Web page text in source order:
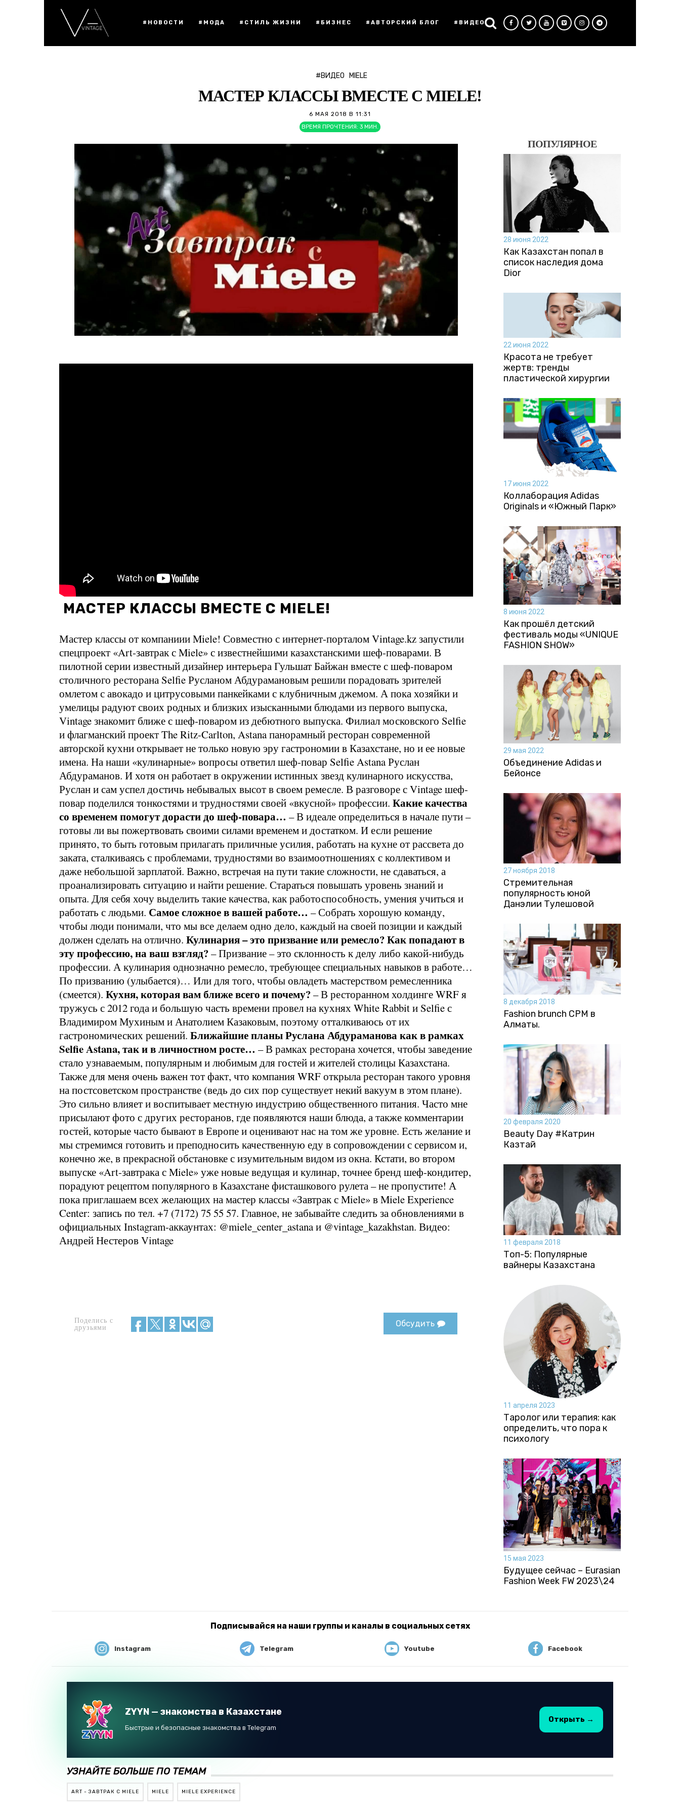
#НОВОСТИ #МОДА #СТИЛЬ ЖИЗНИ #БИЗНЕС #АВТОРСКИЙ БЛОГ #ВИДЕО
#ВИДЕО MIELE
МАСТЕР КЛАССЫ ВМЕСТЕ С MIELE!
6 МАЯ 2018 В 11:31
ВРЕМЯ ПРОЧТЕНИЯ: 3 МИН.
МАСТЕР КЛАССЫ ВМЕСТЕ С MIELE!
Мастер классы от компаниии Miele! Совместно с интернет-порталом Vintage.kz запустили
спецпроект «Art-завтрак с Miele» с известнейшими казахстанскими шеф-поварами. В
пилотной серии известный дизайнер интерьера Гульшат Байжан вместе с шеф-поваром
столичного ресторана Selfie Русланом Абдурамановым решили порадовать зрителей
омлетом с авокадо и цитрусовыми панкейками с клубничным джемом. А пока хозяйки и
умелицы радуют своих родных и близких изысканными блюдами из первого выпуска,
Vintage знакомит ближе с шеф-поваром из дебютного выпуска. Филиал московского Selfie
и флагманский проект The Ritz-Carlton, Astana панорамный ресторан современной
авторской кухни открывает не только новую эру гастрономии в Казахстане, но и ее новые
имена. На наши «кулинарные» вопросы ответил шеф-повар Selfie Astana Руслан
Абдураманов. И хотя он работает в окружении истинных звезд кулинарного искусства,
Руслан и сам успел достичь небывалых высот в своем ремесле. В разговоре с Vintage шеф-
повар поделился тонкостями и трудностями своей «вкусной» профессии. Какие качества
со временем помогут дорасти до шеф-повара… – В идеале определиться в начале пути –
готовы ли вы пожертвовать своими силами временем и достатком. И если решение
принято, то быть готовым прилагать приличные усилия, работать на кухне от рассвета до
заката, сталкиваясь с проблемами, трудностями во взаимоотношениях с коллективом и
даже небольшой зарплатой. Важно, встречая на пути такие сложности, не сдаваться, а
проанализировать ситуацию и найти решение. Стараться повышать уровень знаний и
опыта. Для себя хочу выделить такие качества, как работоспособность, умения учиться и
работать с людьми. Самое сложное в вашей работе… – Собрать хорошую команду,
чтобы люди понимали, что мы все делаем одно дело, каждый на своей позиции и каждый
должен сделать на отлично. Кулинария – это призвание или ремесло? Как попадают в
эту профессию, на ваш взгляд?– Призвание – это склонность к делу либо какой-нибудь
профессии. А кулинария однозначно ремесло, требующее специальных навыков в работе…
По призванию (улыбается)… Или для того, чтобы овладеть мастерством ремесленника
(смеется). Кухня, которая вам ближе всего и почему?– В ресторанном холдинге WRF я
тружусь с 2012 года и большую часть времени провел на кухнях White Rabbit и Selfie с
Владимиром Мухиным и Анатолием Казаковым, поэтому отталкиваюсь от их
гастрономических решений. Ближайшие планы Руслана Абдураманова как в рамках
Selfie Astana, так и в личностном росте… – В рамках ресторана хочется, чтобы заведение
стало узнаваемым, популярным и любимым для гостей и жителей столицы Казахстана.
Также для меня очень важен тот факт, что компания WRF открыла ресторан такого уровня
на постсоветском пространстве (ведь до сих пор существует некий вакуум в этом плане).
Это сильно влияет и воспитывает местную индустрию общественного питания. Часто мне
присылают фото с других ресторанов, где появляются наши блюда, а также комментарии
гостей, которые часто бывают в Европе и оценивают нас на том же уровне. Есть желание и
мы стремимся готовить и преподносить качественную еду в сопровождении с сервисом и,
конечно же, в прекрасной обстановке с изумительным видом из окна. Кстати, во втором
выпуске «Art-завтрака с Miele» уже новые ведущая и кулинар, точнее бренд шеф-кондитер,
порадуют рецептом популярного в Казахстане фисташкового рулета – не пропустите! А
пока приглашаем всех желающих на мастер классы «Завтрак с Miele» в Miele Experience
Center: запись по тел. +7 (7172) 75 55 57. Главное, не забывайте следить за обновлениями в
официальных Instagram-аккаунтах: @miele_center_astana и @vintage_kazakhstan. Видео:
Андрей Нестеров Vintage
Поделись с
друзьями
Обсудить
ПОПУЛЯРНОЕ
28 июня 2022
Как Казахстан попал в
список наследия дома
Dior
22 июня 2022
Красота не требует
жертв: тренды
пластической хирургии
17 июня 2022
Коллаборация Аdidas
Originals и «Южный Парк»
8 июня 2022
Как прошёл детский
фестиваль моды «UNIQUE
FASHION SHOW»
29 мая 2022
Объединение Adidas и
Бейонсе
27 ноября 2018
Стремительная
популярность юной
Данэлии Тулешовой
8 декабря 2018
Fashion brunch CPM в
Алматы.
20 февраля 2020
Beauty Day #Катрин
Казтай
11 февраля 2018
Топ-5: Популярные
вайнеры Казахстана
11 апреля 2023
Таролог или терапия: как
определить, что пора к
психологу
15 мая 2023
Будущее сейчас – Eurasian
Fashion Week FW 2023\24
Подписывайся на наши группы и каналы в социальных сетях
Instagram Telegram Youtube Facebook
ZYYN — знакомства в Казахстане
Быстрые и безопасные знакомства в Telegram
Открыть →
УЗНАЙТЕ БОЛЬШЕ ПО ТЕМАМ
ART - ЗАВТРАК С MIELE MIELE MIELE EXPERIENCE